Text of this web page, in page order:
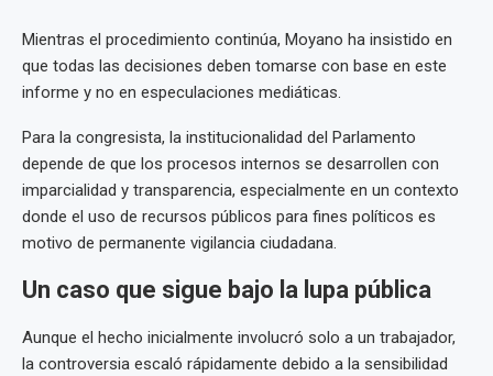
Mientras el procedimiento continúa, Moyano ha insistido en
que todas las decisiones deben tomarse con base en este
informe y no en especulaciones mediáticas.
Para la congresista, la institucionalidad del Parlamento
depende de que los procesos internos se desarrollen con
imparcialidad y transparencia, especialmente en un contexto
donde el uso de recursos públicos para fines políticos es
motivo de permanente vigilancia ciudadana.
Un caso que sigue bajo la lupa pública
Aunque el hecho inicialmente involucró solo a un trabajador,
la controversia escaló rápidamente debido a la sensibilidad